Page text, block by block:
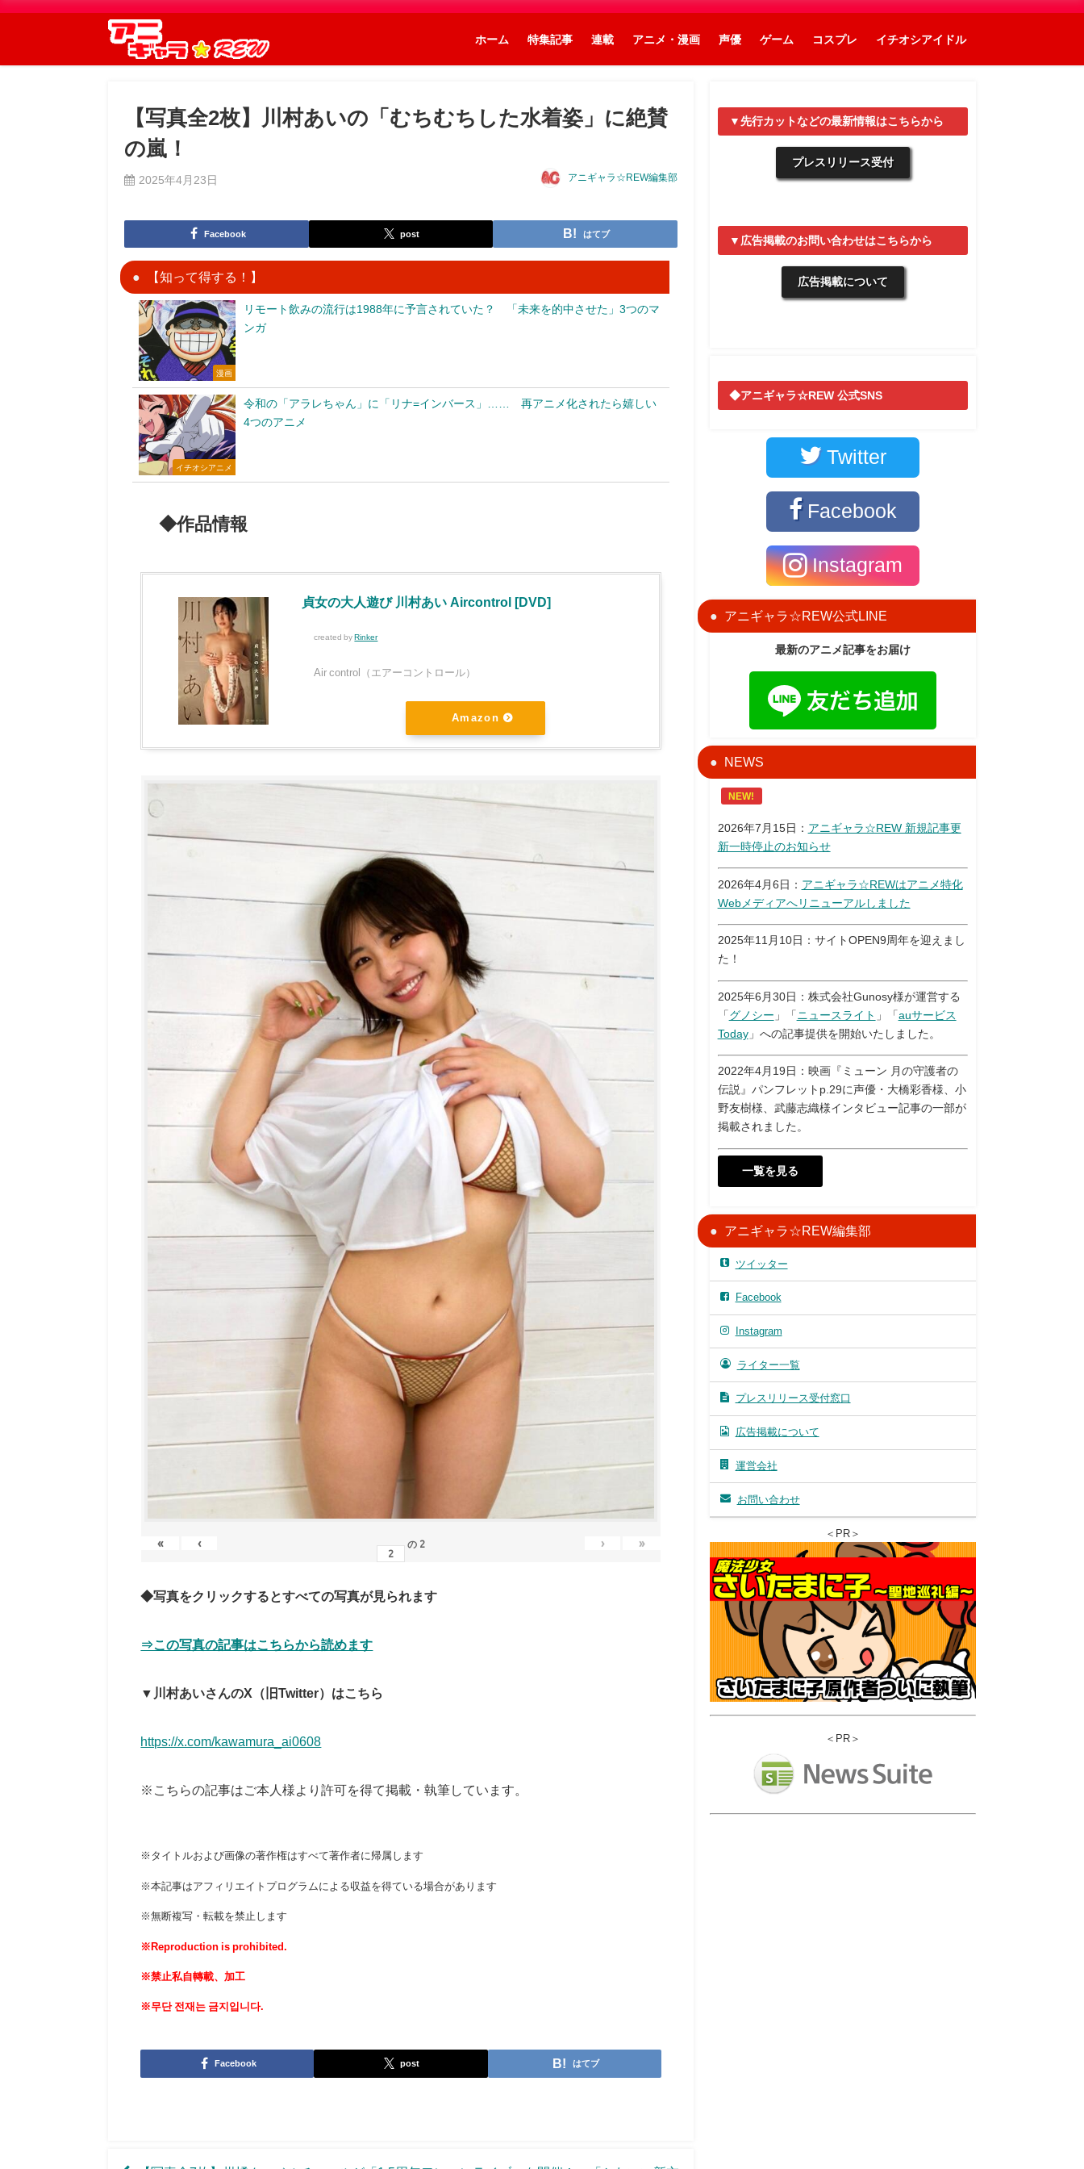
ホーム 特集記事 連載 アニメ・漫画 声優 ゲーム コスプレ イチオシアイドル
【写真全2枚】川村あいの「むちむちした水着姿」に絶賛
の嵐！
2025年4月23日 アニギャラ☆REW編集部
Facebook post はてブ
【知って得する！】
漫画
リモート飲みの流行は1988年に予言されていた？ 「未来を的中させた」3つのマ
ンガ
イチオシアニメ
令和の「アラレちゃん」に「リナ=インバース」…… 再アニメ化されたら嬉しい
4つのアニメ
◆作品情報
貞女の大人遊び 川村あい Aircontrol [DVD]
created by Rinker
Air control（エアーコントロール）
Amazon
« ‹ の 2 › »
◆写真をクリックするとすべての写真が見られます
⇒この写真の記事はこちらから読めます
▼川村あいさんのX（旧Twitter）はこちら
https://x.com/kawamura_ai0608
※こちらの記事はご本人様より許可を得て掲載・執筆しています。
※タイトルおよび画像の著作権はすべて著作者に帰属します
※本記事はアフィリエイトプログラムによる収益を得ている場合があります
※無断複写・転載を禁止します
※Reproduction is prohibited.
※禁止私自轉載、加工
※무단 전재는 금지입니다.
Facebook post はてブ
▼先行カットなどの最新情報はこちらから
プレスリリース受付
▼広告掲載のお問い合わせはこちらから
広告掲載について
◆アニギャラ☆REW 公式SNS
Twitter
Facebook
Instagram
アニギャラ☆REW公式LINE
最新のアニメ記事をお届け
NEWS
NEW!
2026年7月15日： アニギャラ☆REW 新規記事更
新一時停止のお知らせ
2026年4月6日： アニギャラ☆REWはアニメ特化
Webメディアへリニューアルしました
2025年11月10日：サイトOPEN9周年を迎えまし
た！
2025年6月30日：株式会社Gunosy様が運営する
「 グノシー 」「 ニュースライト 」「auサービス
Today」への記事提供を開始いたしました。
2022年4月19日：映画『ミューン 月の守護者の
伝説』パンフレットp.29に声優・大橋彩香様、小
野友樹様、武藤志織様インタビュー記事の一部が
掲載されました。
一覧を見る
アニギャラ☆REW編集部
ツイッター
Facebook
Instagram
ライター一覧
プレスリリース受付窓口
広告掲載について
運営会社
お問い合わせ
＜PR＞
＜PR＞